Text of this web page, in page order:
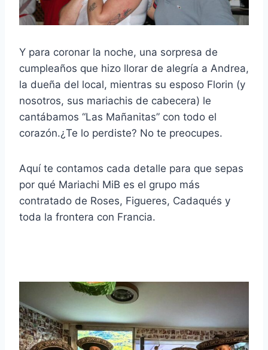
Y para coronar la noche, una sorpresa de
cumpleaños que hizo llorar de alegría a Andrea,
la dueña del local, mientras su esposo Florin (y
nosotros, sus mariachis de cabecera) le
cantábamos “Las Mañanitas” con todo el
corazón.¿Te lo perdiste? No te preocupes.
Aquí te contamos cada detalle para que sepas
por qué Mariachi MiB es el grupo más
contratado de Roses, Figueres, Cadaqués y
toda la frontera con Francia.